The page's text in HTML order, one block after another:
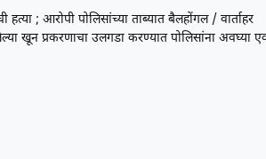
हत्या ; आरोपी पोलिसांच्या ताब्यात बैलहोंगल / वार्ताहर
खून प्रकरणाचा उलगडा करण्यात पोलिसांना अवघ्या